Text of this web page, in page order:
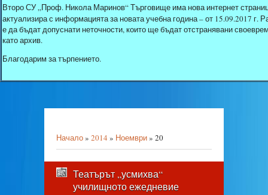
Второ СУ „Проф. Никола Маринов“ Търговище има нова интернет
актуализира с информацията за новата учебна година – от 15.09.2017
е да бъдат допуснати неточности, които ще бъдат отстранявани
като архив.
Благодарим за търпението.
Начало» 2014 » Ноември» 20
Театърът „усмихва“
училищното ежедневие